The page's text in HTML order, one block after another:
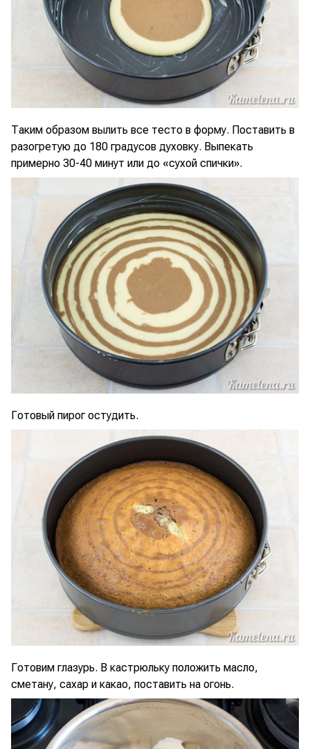
Таким образом вылить все тесто в форму. Поставить в
разогретую до 180 градусов духовку. Выпекать
примерно 30-40 минут или до «сухой спички».
Готовый пирог остудить.
Готовим глазурь. В кастрюльку положить масло,
сметану, сахар и какао, поставить на огонь.